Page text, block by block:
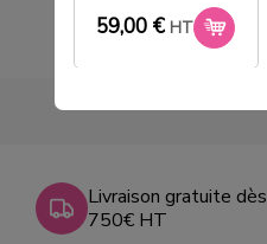
59,00 € HT
Livraison gratuite dès
750€ HT